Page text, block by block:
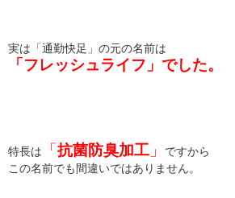
実は「通勤快足」の元の名前は
「フレッシュライフ」でした。
特長は 「抗菌防臭加工 」
ですから
この名前でも間違いではありません。